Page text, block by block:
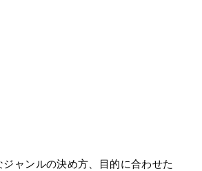
ャンルの決め方、目的に合わせた